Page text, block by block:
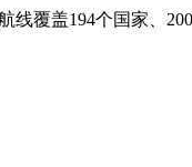
线覆盖194个国家、